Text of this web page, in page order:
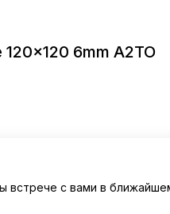
120x120 6mm A2TO
встрече с вами в